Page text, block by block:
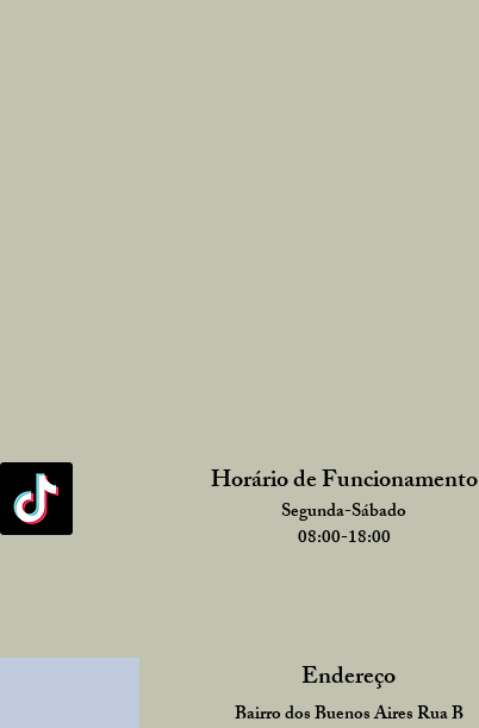
Horário de Funcionamento
Segunda-Sábado
08:00-18:00
Endereço
Bairro dos Buenos Aires Rua B